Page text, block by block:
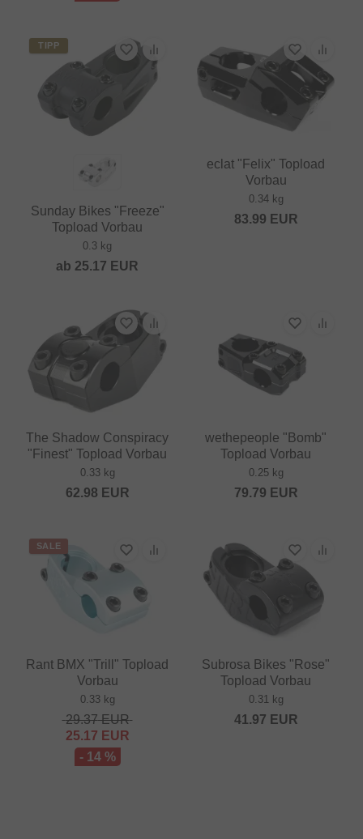
TIPP
Sunday Bikes "Freeze"
Topload Vorbau
0.3 kg
ab 25.17 EUR
eclat "Felix" Topload
Vorbau
0.34 kg
83.99 EUR
The Shadow Conspiracy
"Finest" Topload Vorbau
0.33 kg
62.98 EUR
wethepeople "Bomb"
Topload Vorbau
0.25 kg
79.79 EUR
SALE
Rant BMX "Trill" Topload
Vorbau
0.33 kg
29.37EUR
25.17 EUR
- 14 %
Subrosa Bikes "Rose"
Topload Vorbau
0.31 kg
41.97 EUR